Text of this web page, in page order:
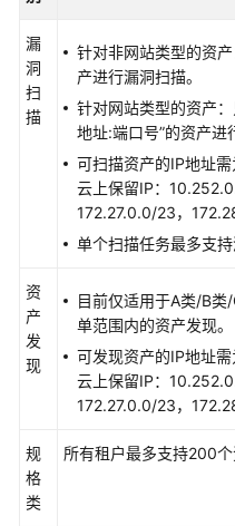
华
乾
务
边
与
漏
洞
扫
描
针对非网站类型的资
产进行漏洞扫描。
针对网站类型的资产
地址:端口号”的资产进
可扫描资产的IP地址需
云上保留IP：
172.27.0.0/23，
单个扫描任务最多支持
资
产
发
现
目前仅适用于A类/B类
单范围内的资产发现。
可发现资产的IP地址需
云上保留IP：
172.27.0.0/23，
规
格
类
所有租户最多支持200个